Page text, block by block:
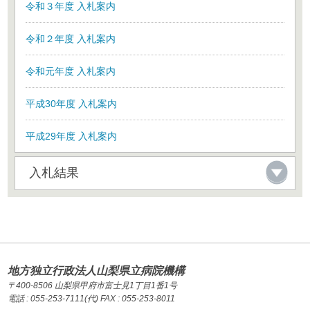
令和３年度 入札案内
令和２年度 入札案内
令和元年度 入札案内
平成30年度 入札案内
平成29年度 入札案内
入札結果
地方独立行政法人山梨県立病院機構
〒400-8506 山梨県甲府市富士見1丁目1番1号
電話 : 055-253-7111(代) FAX : 055-253-8011